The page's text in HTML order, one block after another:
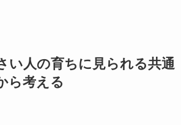
い人の育ちに見られる共通
ら考える